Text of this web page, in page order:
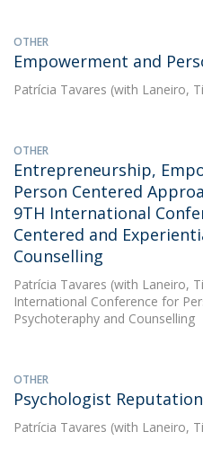
OTHER
Empowerment and
Patrícia Tavares (with Laneiro,
OTHER
Entrepreneurship,
Person Centered
9TH International
Centered and
Counselling
Patrícia Tavares (with Laneiro,
International Conference for
Psychoteraphy and Counselling
OTHER
Psychologist
Patrícia Tavares (with Laneiro,